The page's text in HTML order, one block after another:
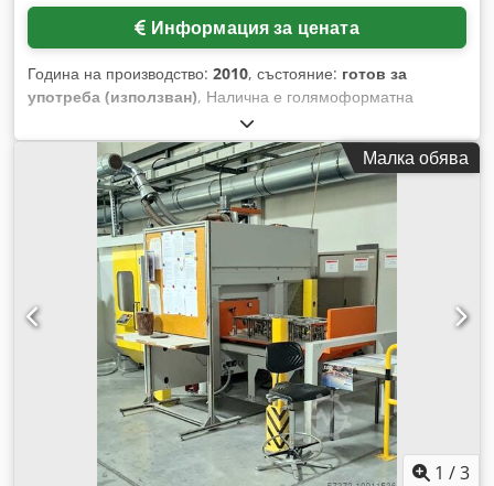
Информация за цената
Година на производство: 2010, състояние: готов за
употреба (използван), Налична е голямоформатна
вакуумно формоваща машина Geiss с два прозоречни
плота. Отоплителна мощност: 360 kW, инсталирана
мощност: 370 kW, прозоречни плотове: 2, минимални
размери на плот 1: 1360 мм/860 мм, максимални размери
на плот 1: 2460 мм/1460 мм, настройка на плот 1 X/Y: 1100
мм/600 мм, минимални размери на плот 2: 940 мм/520 мм,
максимални размери на плот 2: 2400 мм/1400 мм,
настройка на плот 2 X/Y: 1460 мм/880 мм. Обработваеми
материали: PS/ABS/TPU/PMMA. Общи размери на
машината (Д/Ш/В): приблизително 9150 мм/2350 мм/4000
мм, общо тегло: около 15 500 кг. Управление: Siemens
Simatic Panel PC. Работни часове (април 2026):
приблизително 20 100 ч. Има налична документация.
Възможен оглед на място. Без вакуумпомпа, резервни
части и темперираща машина. Очаква се да бъде налична
от октомври 2026 г. Cjdpfxoy Aafro Aamoha
Малка обява
1 /3